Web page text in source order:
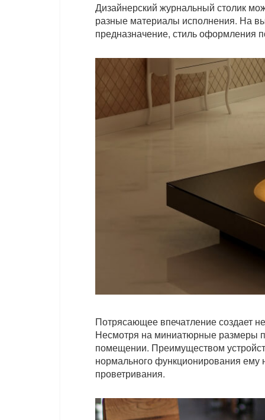
Дизайнерский журнальный столик
разные материалы исполнения. На
предназначение, стиль оформления
Потрясающее впечатление создает
Несмотря на миниатюрные размеры
помещении. Преимуществом
нормального функционирования ему
проветривания.